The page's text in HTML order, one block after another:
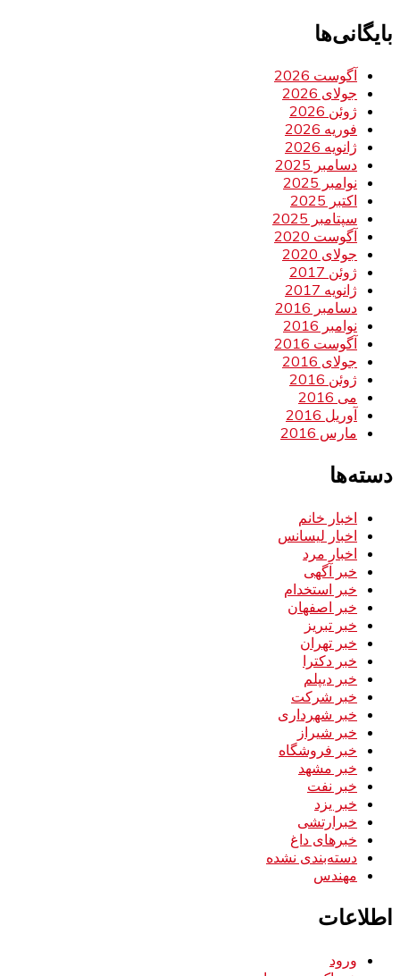
بایگانی‌ها
آگوست 2026
جولای 2026
ژوئن 2026
فوریه 2026
ژانویه 2026
دسامبر 2025
نوامبر 2025
اکتبر 2025
سپتامبر 2025
آگوست 2020
جولای 2020
ژوئن 2017
ژانویه 2017
دسامبر 2016
نوامبر 2016
آگوست 2016
جولای 2016
ژوئن 2016
می 2016
آوریل 2016
مارس 2016
دسته‌ها
اخبار خانم
اخبار لیسانس
اخبار مرد
خبر آگهی
خبر استخدام
خبر اصفهان
خبر تبریز
خبر تهران
خبر دکترا
خبر دیپلم
خبر شرکت
خبر شهرداری
خبر شیراز
خبر فروشگاه
خبر مشهد
خبر نفت
خبر یزد
خبرارتشی
خبرهای داغ
دسته‌بندی نشده
مهندس
اطلاعات
ورود